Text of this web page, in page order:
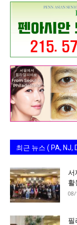
최근 뉴스 ( PA, NJ,
서
활
08/
필